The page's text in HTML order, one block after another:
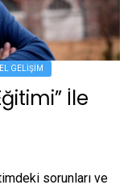
GELIŞIM
İle
sorunları ve